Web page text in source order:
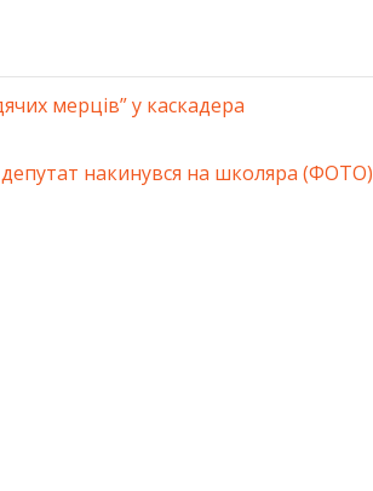
мерців” у каскадера
депутат накинувся на школяра (ФОТО)